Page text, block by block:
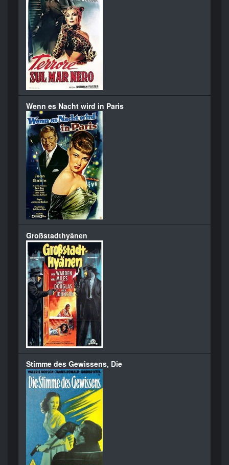
Wenn es Nacht wird in Paris
Großstadthyänen
Stimme des Gewissens, Die